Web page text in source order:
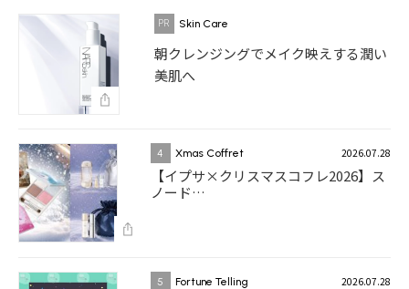
Skin Care
朝クレンジングでメイク映えする潤い
美肌へ
4 Xmas Coffret 2026.07.28
【イプサ×クリスマスコフレ2026】ス
ノード…
5 Fortune Telling 2026.07.28